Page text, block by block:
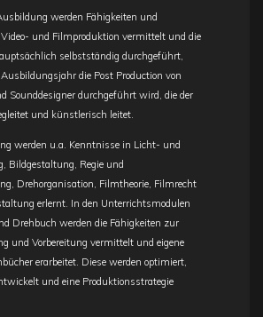
werden Fähigkeiten und
und Filmproduktion vermittelt und die
selbstständig durchgeführt,
die Post Production von
Sounddesigner durchgeführt wird, die der
und künstlerisch leitet.
werden u.a. Kenntnisse in Licht- und
Bildgestaltung, Regie und
Drehorganisation, Filmtheorie, Filmrecht
erlernt. In den Unterrichtsmodulen
Drehbuch werden die Fähigkeiten zur
und Vorbereitung vermittelt und eigene
erarbeitet. Diese werden optimiert,
und eine Produktionsstrategie